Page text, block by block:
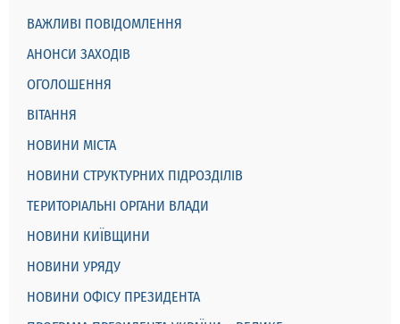
ВАЖЛИВІ ПОВІДОМЛЕННЯ
АНОНСИ ЗАХОДІВ
ОГОЛОШЕННЯ
ВІТАННЯ
НОВИНИ МІСТА
НОВИНИ СТРУКТУРНИХ ПІДРОЗДІЛІВ
ТЕРИТОРІАЛЬНІ ОРГАНИ ВЛАДИ
НОВИНИ КИЇВЩИНИ
НОВИНИ УРЯДУ
НОВИНИ ОФІСУ ПРЕЗИДЕНТА